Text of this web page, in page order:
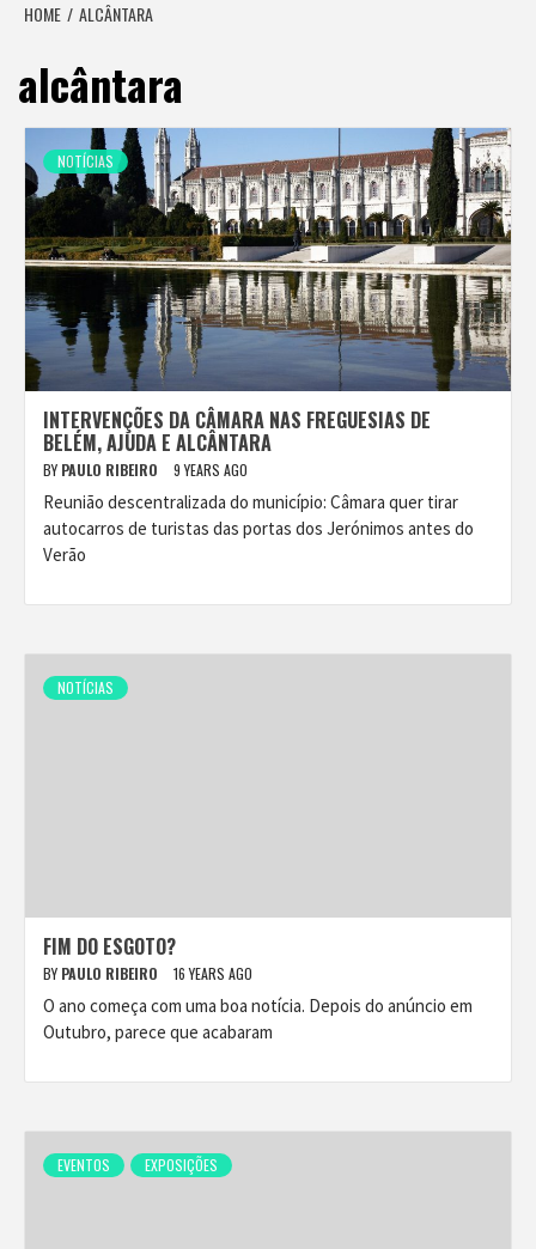
HOME ALCÂNTARA
alcântara
NOTÍCIAS
INTERVENÇÕES DA CÂMARA NAS FREGUESIAS DE
BELÉM, AJUDA E ALCÂNTARA
BY PAULO RIBEIRO 9 YEARS AGO
Reunião descentralizada do município: Câmara quer tirar
autocarros de turistas das portas dos Jerónimos antes do
Verão
NOTÍCIAS
FIM DO ESGOTO?
BY PAULO RIBEIRO 16 YEARS AGO
O ano começa com uma boa notícia. Depois do anúncio em
Outubro, parece que acabaram
EVENTOS EXPOSIÇÕES